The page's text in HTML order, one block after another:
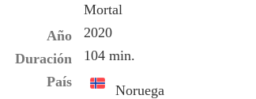
Mortal
Año
2020
Duración
104 min.
País
Noruega